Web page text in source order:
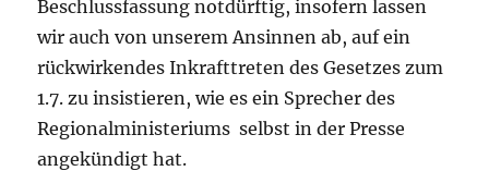
Beschlussfassung notdürftig, insofern lassen
wir auch von unserem Ansinnen ab, auf ein
rückwirkendes Inkrafttreten des Gesetzes zum
1.7. zu insistieren, wie es ein Sprecher des
Regionalministeriums selbst in der Presse
angekündigt hat.